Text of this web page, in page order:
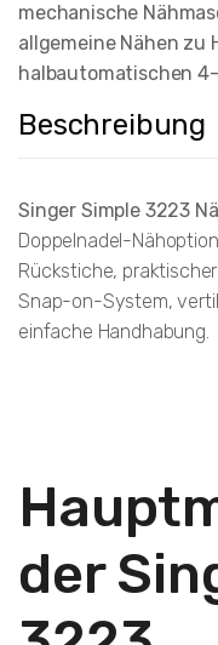
mechanische
allgemeine Nähen zu
halbautomatischen
Beschreibung
Singer Simple 3223
Doppelnadel-
Rückstiche,
Snap-on-System,
einfache Handhabung.
der